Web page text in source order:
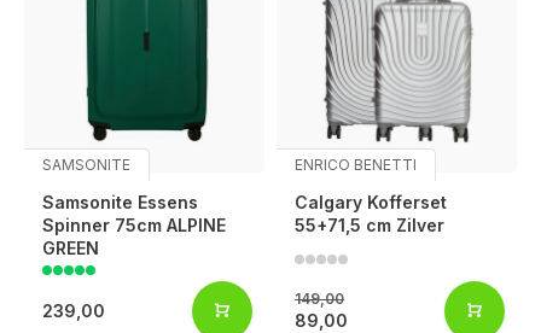
SAMSONITE
Samsonite Essens
Spinner 75cm ALPINE
GREEN
239,00
ENRICO BENETTI
Calgary Kofferset
55+71,5 cm Zilver
149,00
89,00